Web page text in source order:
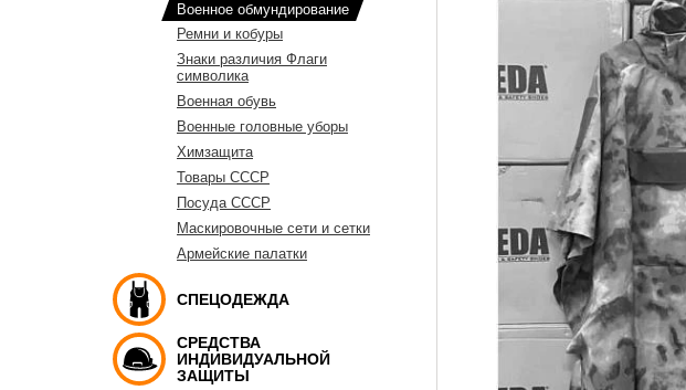
Военное обмундирование
Ремни и кобуры
Знаки различия Флаги
символика
Военная обувь
Военные головные уборы
Химзащита
Товары СССР
Посуда СССР
Маскировочные сети и сетки
Армейские палатки
СПЕЦОДЕЖДА
СРЕДСТВА
ИНДИВИДУАЛЬНОЙ
ЗАЩИТЫ